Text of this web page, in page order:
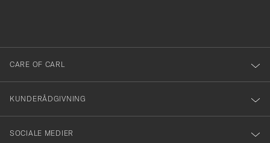
dig
till
vårt
nyhetsbrev!
CARE OF CARL
KUNDERÅDGIVNING
SOCIALE MEDIER